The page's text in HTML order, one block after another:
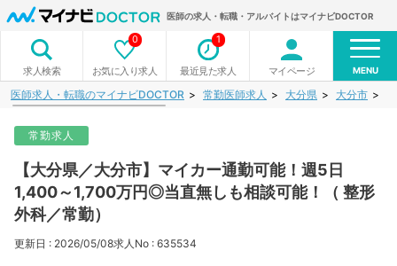
医師の求人・転職・アルバイトはマイナビDOCTOR
求人検索 お気に入り求人
0
最近見た求人
1
マイページ MENU
医師求人・転職のマイナビDOCTOR 常勤医師求人 大分県 大分市
常勤求人
【大分県／大分市】マイカー通勤可能！週5日
1,400～1,700万円◎当直無しも相談可能！（ 整形
外科／常勤）
更新日 : 2026/05/08求人No : 635534